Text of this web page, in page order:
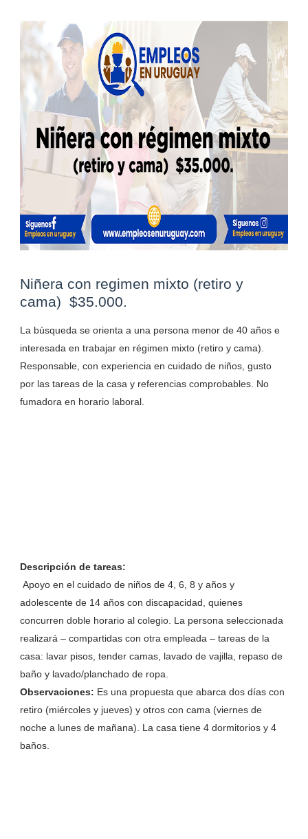
Niñera con regimen mixto (retiro y
cama) $35.000.
La búsqueda se orienta a una persona menor de 40 años e
interesada en trabajar en régimen mixto (retiro y cama).
Responsable, con experiencia en cuidado de niños, gusto
por las tareas de la casa y referencias comprobables. No
fumadora en horario laboral.
Descripción de tareas:
Apoyo en el cuidado de niños de 4, 6, 8 y años y
adolescente de 14 años con discapacidad, quienes
concurren doble horario al colegio. La persona seleccionada
realizará – compartidas con otra empleada – tareas de la
casa: lavar pisos, tender camas, lavado de vajilla, repaso de
baño y lavado/planchado de ropa.
Observaciones: Es una propuesta que abarca dos días con
retiro (miércoles y jueves) y otros con cama (viernes de
noche a lunes de mañana). La casa tiene 4 dormitorios y 4
baños.